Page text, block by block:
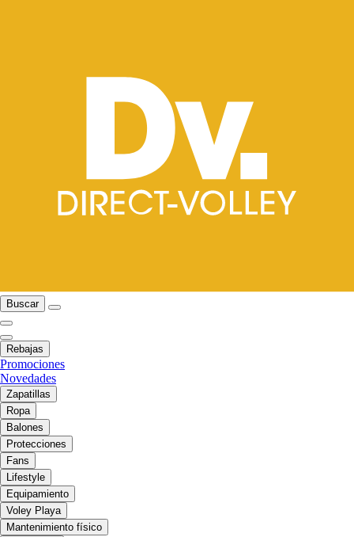
Buscar
Rebajas
Promociones
Novedades
Zapatillas
Ropa
Balones
Protecciones
Fans
Lifestyle
Equipamiento
Voley Playa
Mantenimiento físico